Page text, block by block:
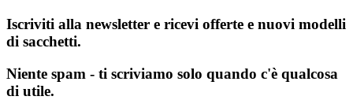
Iscriviti alla newsletter e ricevi offerte e nuovi modelli
di sacchetti.
Niente spam - ti scriviamo solo quando c'è qualcosa
di utile.